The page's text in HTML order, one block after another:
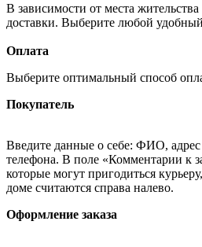
В зависимости от места
доставки. Выберите любой
Оплата
Выберите оптимальный способ
Покупатель
Введите данные о себе: ФИО, адрес
телефона. В поле «Комментарии к
которые могут пригодиться
доме считаются справа налево.
Оформление заказа